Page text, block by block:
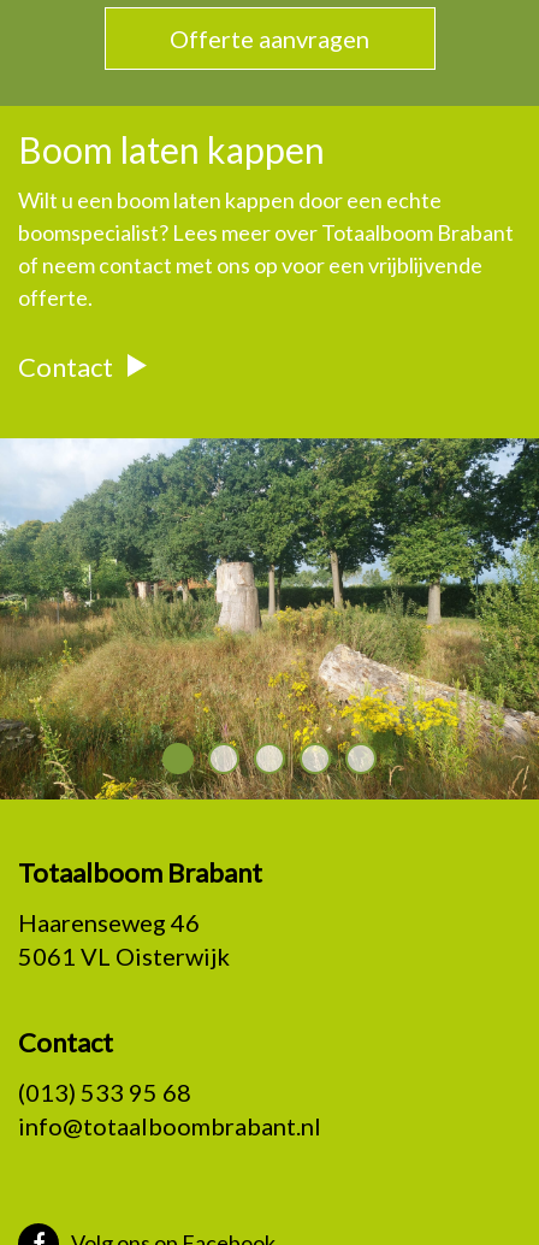
Offerte aanvragen
Boom laten kappen
Wilt u een boom laten kappen door een echte
boomspecialist? Lees meer over Totaalboom Brabant
of neem contact met ons op voor een vrijblijvende
offerte.
Contact
Totaalboom Brabant
Haarenseweg 46
5061 VL Oisterwijk
Contact
(013) 533 95 68
info@totaalboombrabant.nl